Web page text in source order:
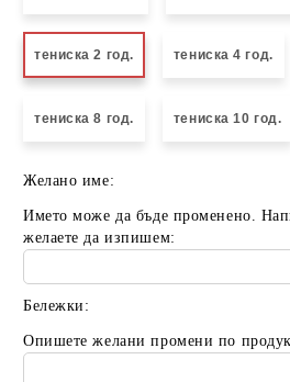
тениска 2 год. тениска 4 год.
тениска 8 год. тениска 10 год.
Желано име:
Името може да бъде променено.
желаете да изпишем:
Бележки:
Опишете желани промени по